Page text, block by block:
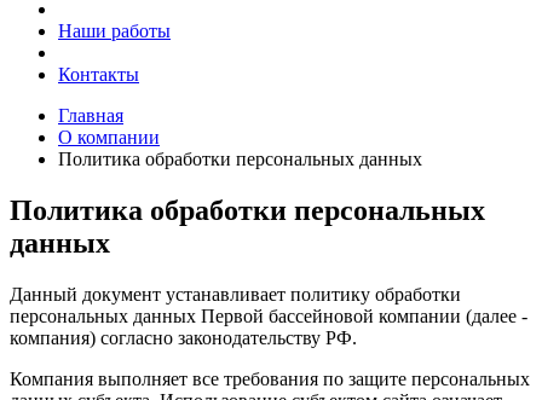
Наши работы
Контакты
Главная
О компании
Политика обработки персональных данных
Политика обработки персональных
данных
Данный документ устанавливает политику обработки
персональных данных Первой бассейновой компании (далее -
компания) согласно законодательству РФ.
Компания выполняет все требования по защите персональных